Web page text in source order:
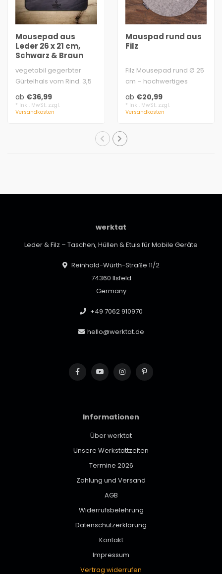
Mousepad aus
Leder 26 x 21 cm,
Schwarz & Braun
vegetabil gegerbter
Gürtelhals vom Rind. 3,5
mm dick. Natürlicher
Rutschstopp
..
ab €36,99
* Inkl. MwSt. zzgl.
Versandkosten
Mauspad rund aus
Filz
Filz Mousepad rund Ø 25
cm – hochwertiges
Mousepad aus 100 %
Schafwolle, 5 mm..
ab €20,99
* Inkl. MwSt. zzgl.
Versandkosten
werktat
Leder & Filz – Taschen, Hüllen & Etuis für Mobile Geräte
Reinhold-Würth-Straße 11/2
74360 Ilsfeld
Germany
+49 7062 910970
hello@werktat.de
Informationen
Über werktat
Unsere Werkstattzeiten
Termine 2026
Zahlung und Versand
AGB
Widerrufsbelehrung
Datenschutzerklärung
Kontakt
Impressum
Vertrag widerrufen